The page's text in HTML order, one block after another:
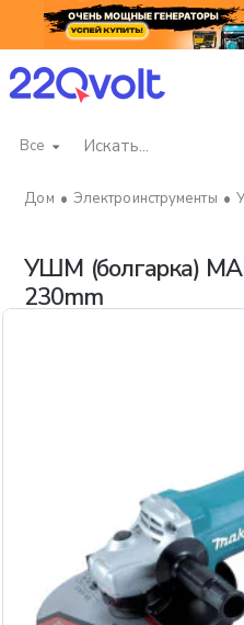
Все
Искать...
УШМ (болгарка)
230mm
Электроинструменты